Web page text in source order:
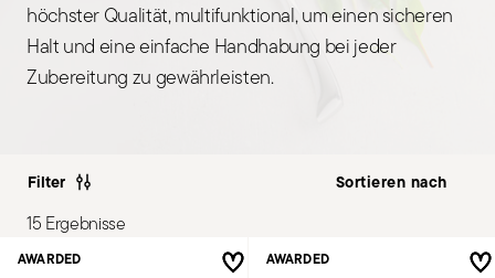
höchster Qualität, multifunktional, um einen sicheren
Halt und eine einfache Handhabung bei jeder
Zubereitung zu gewährleisten.
Filter
15 Ergebnisse
AWARDED AWARDED